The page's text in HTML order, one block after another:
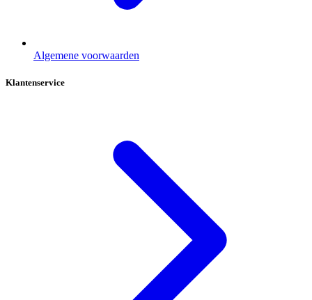
Algemene voorwaarden
Klantenservice